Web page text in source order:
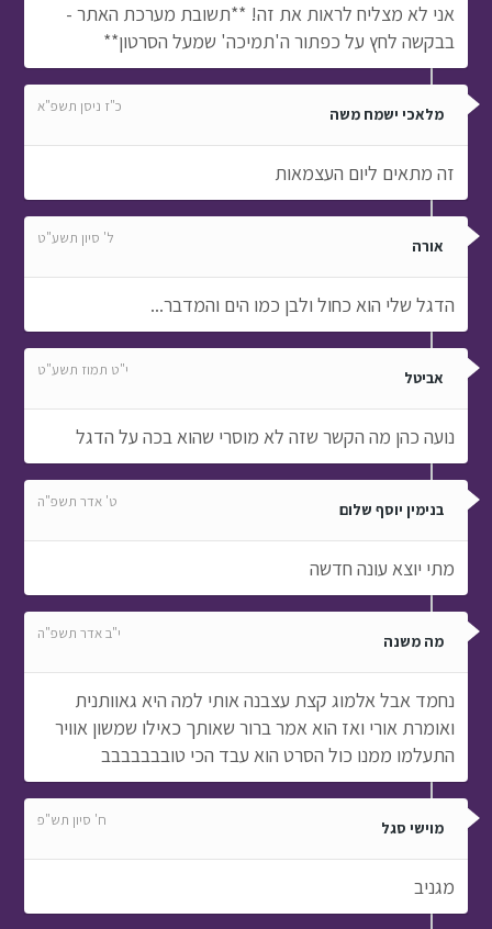
אני לא מצליח לראות את זה! **תשובת מערכת האתר -
בבקשה לחץ על כפתור ה'תמיכה' שמעל הסרטון**
מלאכי ישמח משה כ"ז ניסן תשפ"א
זה מתאים ליום העצמאות
אורה ל' סיון תשע"ט
הדגל שלי הוא כחול ולבן כמו הים והמדבר...
אביטל י"ט תמוז תשע"ט
נועה כהן מה הקשר שזה לא מוסרי שהוא בכה על הדגל
בנימין יוסף שלום ט' אדר תשפ"ה
מתי יוצא עונה חדשה
מה משנה י"ב אדר תשפ"ה
נחמד אבל אלמוג קצת עצבנה אותי למה היא גאוותנית
ואומרת אורי ואז הוא אמר ברור שאותך כאילו שמשון אוויר
התעלמו ממנו כול הסרט הוא עבד הכי טובבבבבבב
מוישי סגל ח' סיון תש"פ
מגניב